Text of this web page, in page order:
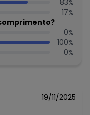
R$ 59,99
N/D*
R$ 59,99
R$ 64,99
83%
17%
0%
100%
0%
19/11/2025